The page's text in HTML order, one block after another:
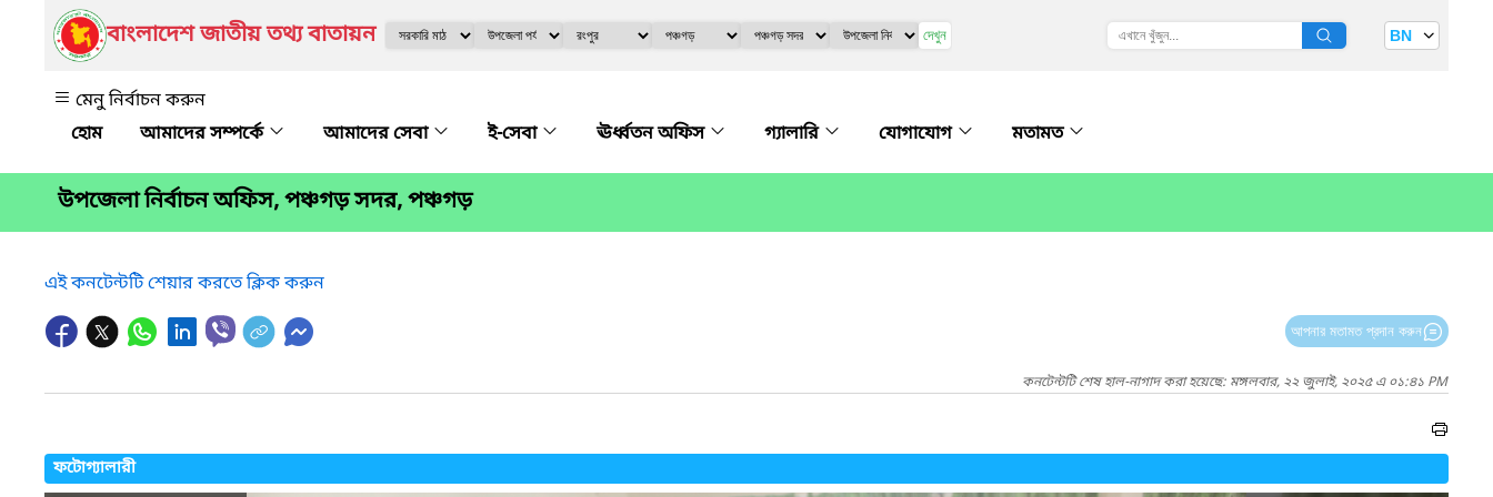
বাংলাদেশ জাতীয় তথ্য বাতায়ন দেখুন BN
মেনু নির্বাচন করুন
আমাদের সম্পর্কে
আমাদের সেবা ই-সেবা ঊর্ধ্বতন অফিস গ্যালারি যোগাযোগ মতামত
উপজেলা নির্বাচন অফিস, পঞ্চগড় সদর, পঞ্চগড়
এই কনটেন্টটি শেয়ার করতে ক্লিক করুন
আপনার মতামত প্রদান করুন
কনটেন্টটি শেষ হাল-নাগাদ করা হয়েছে: মঙ্গলবার, ২২ জুলাই, ২০২৫ এ ০১:৪১ PM
ফটোগ্যালারী